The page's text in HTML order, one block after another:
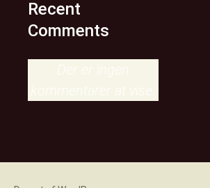
Recent
Comments
Der er ingen
kommentarer at vise.